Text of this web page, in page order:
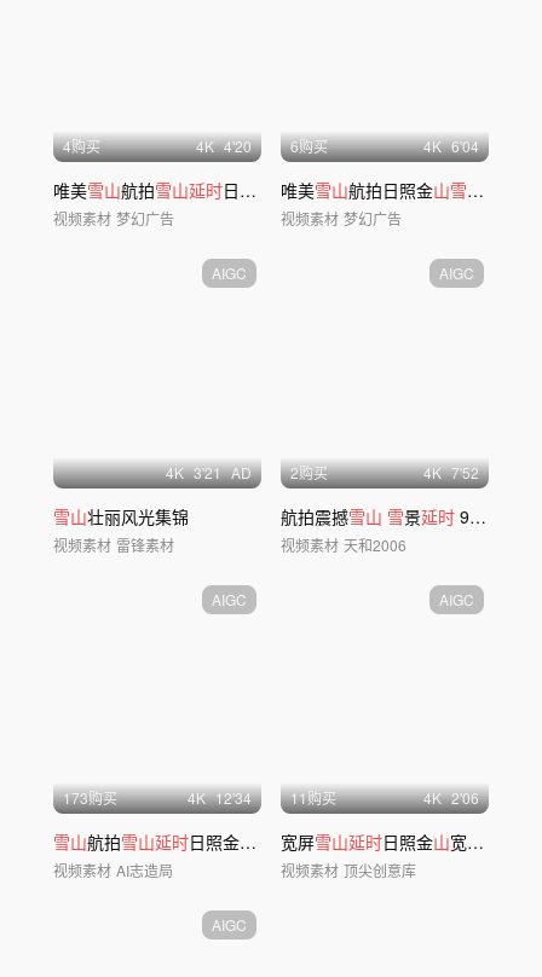
4购买 4K 4'20
唯美雪山航拍雪山延时日照金 山风景风光ai
视频素材 梦幻广告
6购买 4K 6'04
唯美雪山航拍日照金山雪山延时
视频素材 梦幻广告
AIGC
4K 3'21 AD
雪山壮丽风光集锦
视频素材 雷锋素材
AIGC
2购买 4K 7'52
航拍震撼雪山 雪景延时 99组
视频素材 天和2006
AIGC
173购买 4K 12'34
雪山航拍雪山延时日照金山 唯美雪山攀登雪山
视频素材 AI志造局
AIGC
11购买 4K 2'06
宽屏雪山延时日照金山宽屏年会大气震撼
视频素材 顶尖创意库
AIGC